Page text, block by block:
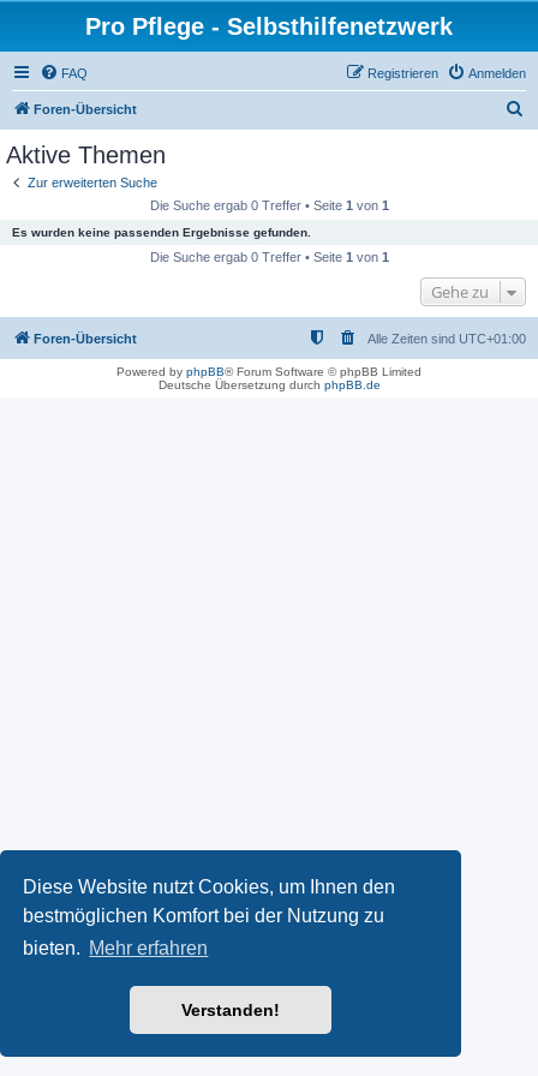
Diese Website nutzt Cookies, um Ihnen den
bestmöglichen Komfort bei der Nutzung zu
bieten. Mehr erfahren
Verstanden!
Pro Pflege - Selbsthilfenetzwerk
FAQ Anmelden
Registrieren
Foren-Übersicht
Aktive Themen
Zur erweiterten Suche
Die Suche ergab 0 Treffer • Seite 1 von 1
Es wurden keine passenden Ergebnisse gefunden.
Die Suche ergab 0 Treffer • Seite 1 von 1
Gehe zu
Foren-Übersicht Alle Zeiten sind UTC+01:00
Powered by phpBB® Forum Software © phpBB Limited
Deutsche Übersetzung durch phpBB.de